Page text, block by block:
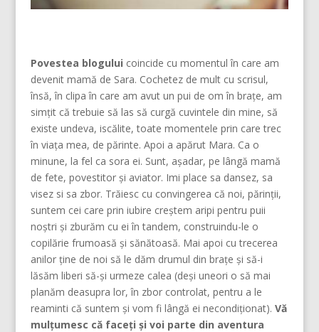
Povestea blogului coincide cu momentul în care am
devenit mamă de Sara. Cochetez de mult cu scrisul,
însă, în clipa în care am avut un pui de om în brațe, am
simțit că trebuie să las să curgă cuvintele din mine, să
existe undeva, iscălite, toate momentele prin care trec
în viața mea, de părinte. Apoi a apărut Mara. Ca o
minune, la fel ca sora ei. Sunt, așadar, pe lângă mamă
de fete, povestitor și aviator. Imi place sa dansez, sa
visez si sa zbor. Trăiesc cu convingerea că noi, părinţii,
suntem cei care prin iubire creştem aripi pentru puii
noştri şi zburăm cu ei în tandem, construindu-le o
copilărie frumoasă şi sănătoasă. Mai apoi cu trecerea
anilor ține de noi să le dăm drumul din braţe și să-i
lăsăm liberi să-și urmeze calea (deşi uneori o să mai
planăm deasupra lor, în zbor controlat, pentru a le
reaminti că suntem şi vom fi lângă ei necondiţionat). Vă
mulțumesc că faceți și voi parte din aventura